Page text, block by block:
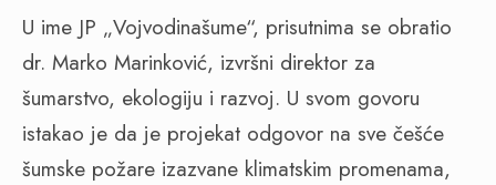
U ime JP „Vojvodinašume“, prisutnima se obratio
dr. Marko Marinković, izvršni direktor za
šumarstvo, ekologiju i razvoj. U svom govoru
istakao je da je projekat odgovor na sve češće
šumske požare izazvane klimatskim promenama,